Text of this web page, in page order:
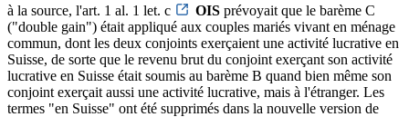
à la source, l'art. 1 al. 1 let. c
OIS prévoyait que le barème C
("double gain") était appliqué aux couples mariés vivant en ménage
commun, dont les deux conjoints exerçaient une activité lucrative en
Suisse, de sorte que le revenu brut du conjoint exerçant son activité
lucrative en Suisse était soumis au barème B quand bien même son
conjoint exerçait aussi une activité lucrative, mais à l'étranger. Les
termes "en Suisse" ont été supprimés dans la nouvelle version de